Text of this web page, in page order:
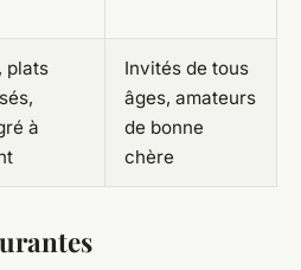
plats
à
Invités de tous
âges, amateurs
de bonne
chère